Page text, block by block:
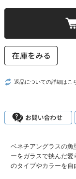
返品についての詳細はこ
ベネチアングラスの
ーをガラスで挟んだ
のタイプやカラーを自